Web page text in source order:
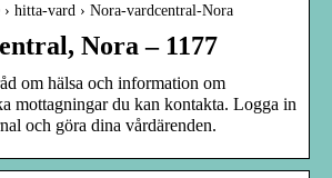
hitta-vard › Nora-vardcentral-Nora
Nora – 1177
om hälsa och information om
mottagningar du kan kontakta. Logga in
och göra dina vårdärenden.